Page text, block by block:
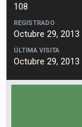
108
REGISTRADO
Octubre 29, 2013
ÚLTIMA VISITA
Octubre 29, 2013